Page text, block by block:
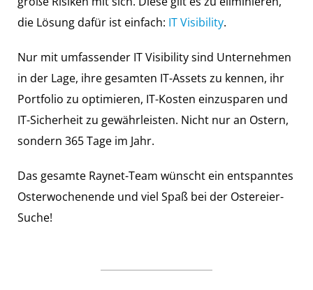
die Lösung dafür ist einfach: IT Visibility.
Nur mit umfassender IT Visibility sind Unternehmen
in der Lage, ihre gesamten IT-Assets zu kennen, ihr
Portfolio zu optimieren, IT-Kosten einzusparen und
IT-Sicherheit zu gewährleisten. Nicht nur an Ostern,
sondern 365 Tage im Jahr.
Das gesamte Raynet-Team wünscht ein entspanntes
Osterwochenende und viel Spaß bei der Ostereier-
Suche!